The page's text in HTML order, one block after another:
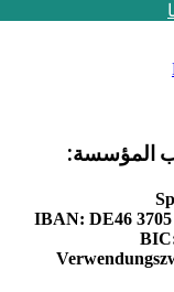
المؤسسة:
IBAN: DE46 3705